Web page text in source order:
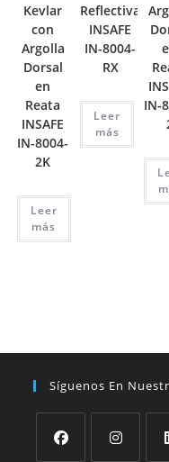
Kevlar
con
Argolla
Dorsal
en
Reata
INSAFE
IN-8004-
2K
Leer
más
Reflectiva
INSAFE
IN-8004-
RX
Leer
más
IN-
Síguenos En